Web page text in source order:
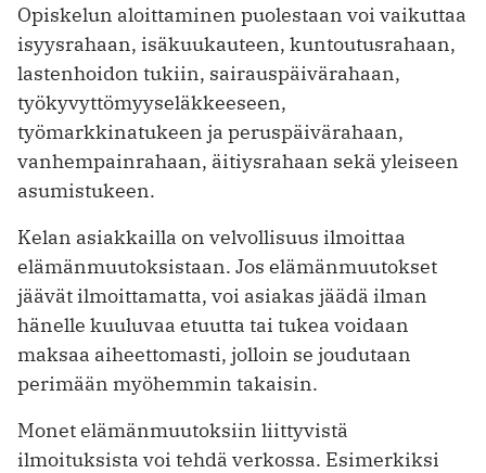
Opiskelun aloittaminen puolestaan voi vaikuttaa
isyysrahaan, isäkuukauteen, kuntoutusrahaan,
lastenhoidon tukiin, sairauspäivärahaan,
työkyvyttömyyseläkkeeseen,
työmarkkinatukeen ja peruspäivärahaan,
vanhempainrahaan, äitiysrahaan sekä yleiseen
asumistukeen.
Kelan asiakkailla on velvollisuus ilmoittaa
elämänmuutoksistaan. Jos elämänmuutokset
jäävät ilmoittamatta, voi asiakas jäädä ilman
hänelle kuuluvaa etuutta tai tukea voidaan
maksaa aiheettomasti, jolloin se joudutaan
perimään myöhemmin takaisin.
Monet elämänmuutoksiin liittyvistä
ilmoituksista voi tehdä verkossa. Esimerkiksi